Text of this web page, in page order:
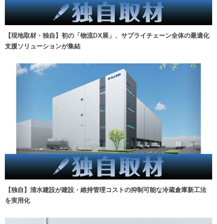
【現地取材・独自】初の「物流DX展」、サプライチェーン全体の最適化
支援ソリューションが集結
【独自】清水建設が建設・維持管理コストの抑制可能な冷蔵倉庫新工法
を実用化